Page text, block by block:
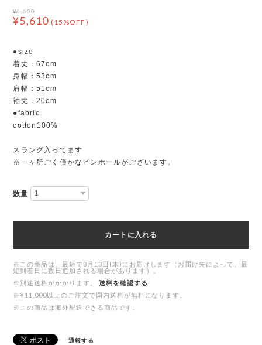
¥6,600
¥5,610 (15%OFF)
●size
着丈：67cm
身幅：53cm
肩幅：51cm
袖丈：20cm
●fabric
cotton100%
スラング入ってます
※一ヶ所ごく僅かなピンホールがございます。
数量
カートに入れる
※この商品は、最短で8月13日(木)にお届けします（お届け先によって、最
短到着日に数日追加される場合があります）。
※別途送料がかかります。
送料を確認する
※¥11,000以上のご注文で国内送料が無料になります。
※この商品は海外配送できる商品です。
通報する